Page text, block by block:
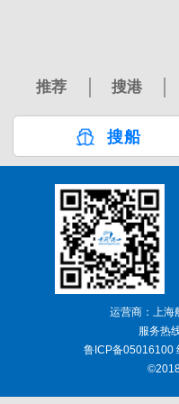
推荐 搜港
搜船
运营商：上海
服务热
鲁ICP备05016100